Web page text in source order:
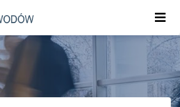
GŁÓWNEJ
PROGNOZY NA MAPACH